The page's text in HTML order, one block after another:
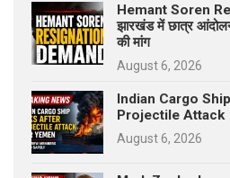
Hemant Soren
झारखंड में छात्र
की मांग
August 6, 2026
Indian Cargo
Projectile Attack
August 6, 2026